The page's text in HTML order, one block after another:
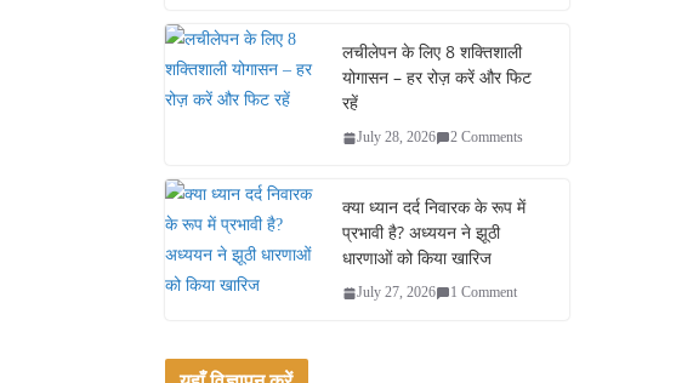
लचीलेपन के लिए 8 शक्तिशाली
योगासन – हर रोज़ करें और फिट
रहें
July 28, 2026 2 Comments
क्या ध्यान दर्द निवारक के रूप में
प्रभावी है? अध्ययन ने झूठी
धारणाओं को किया खारिज
July 27, 2026 1 Comment